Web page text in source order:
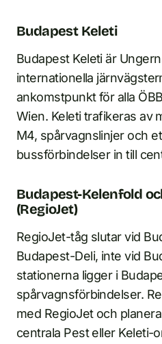
Budapest Keleti
Budapest Keleti är
internationella
ankomstpunkt för alla
Wien. Keleti trafikeras av
M4, spårvagnslinjer och
bussförbindelser in till
Budapest-Kelenfold
(RegioJet)
RegioJet-tåg slutar vid
Budapest-Deli, inte vid
stationerna ligger i
spårvagnsförbindelser.
med RegioJet och
centrala Pest eller Keleti-